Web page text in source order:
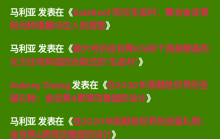
马利亚发表在《SolaRoof 阳光生态村：整合金豆荚
阳光种植棚与住人的居室》
马利亚发表在《超大号的金豆荚8与四个两层楼高的
长方住宅构成四合院式的“生态村”》
Aubrey Zhang发表在《在2020年底献给世界的圣
诞礼物：金豆荚4更简洁稳固的设计》
马利亚发表在《在2020年底献给世界的圣诞礼物：
金豆荚4更简洁稳固的设计》